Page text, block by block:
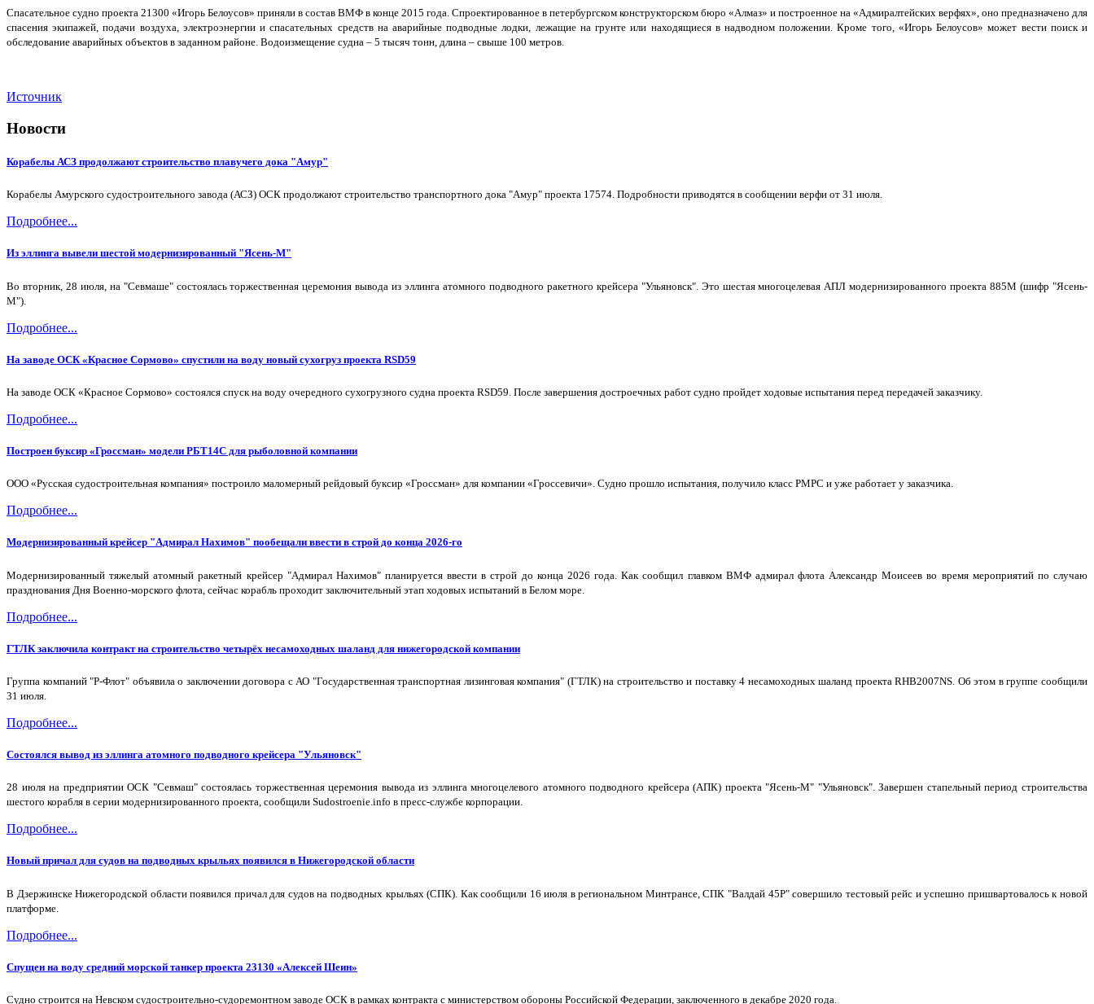
Спасательное судно проекта 21300 «Игорь Белоусов» приняли в состав ВМФ в конце 2015 года. Спроектированное в петербургском конструкторском бюро «Алмаз» и построенное на «Адмиралтейских верфях», оно предназначено для
спасения экипажей, подачи воздуха, электроэнергии и спасательных средств на аварийные подводные лодки, лежащие на грунте или находящиеся в надводном положении. Кроме того, «Игорь Белоусов» может вести поиск и
обследование аварийных объектов в заданном районе. Водоизмещение судна – 5 тысяч тонн, длина – свыше 100 метров.
Источник
Новости
Корабелы АСЗ продолжают строительство плавучего дока "Амур"
Корабелы Амурского судостроительного завода (АСЗ) ОСК продолжают строительство транспортного дока "Амур" проекта 17574. Подробности приводятся в сообщении верфи от 31 июля.
Подробнее...
Из эллинга вывели шестой модернизированный "Ясень-М"
Во вторник, 28 июля, на "Севмаше" состоялась торжественная церемония вывода из эллинга атомного подводного ракетного крейсера "Ульяновск". Это шестая многоцелевая АПЛ модернизированного проекта 885М (шифр "Ясень-
М").
Подробнее...
На заводе ОСК «Красное Сормово» спустили на воду новый сухогруз проекта RSD59
На заводе ОСК «Красное Сормово» состоялся спуск на воду очередного сухогрузного судна проекта RSD59. После завершения достроечных работ судно пройдет ходовые испытания перед передачей заказчику.
Подробнее...
Построен буксир «Гроссман» модели РБТ14С для рыболовной компании
ООО «Русская судостроительная компания» построило маломерный рейдовый буксир «Гроссман» для компании «Гроссевичи». Судно прошло испытания, получило класс РМРС и уже работает у заказчика.
Подробнее...
Модернизированный крейсер "Адмирал Нахимов" пообещали ввести в строй до конца 2026-го
Модернизированный тяжелый атомный ракетный крейсер "Адмирал Нахимов" планируется ввести в строй до конца 2026 года. Как сообщил главком ВМФ адмирал флота Александр Моисеев во время мероприятий по случаю
празднования Дня Военно-морского флота, сейчас корабль проходит заключительный этап ходовых испытаний в Белом море.
Подробнее...
ГТЛК заключила контракт на строительство четырёх несамоходных шаланд для нижегородской компании
Группа компаний "Р-Флот" объявила о заключении договора с АО "Государственная транспортная лизинговая компания" (ГТЛК) на строительство и поставку 4 несамоходных шаланд проекта RHB2007NS. Об этом в группе сообщили
31 июля.
Подробнее...
Состоялся вывод из эллинга атомного подводного крейсера "Ульяновск"
28 июля на предприятии ОСК "Севмаш" состоялась торжественная церемония вывода из эллинга многоцелевого атомного подводного крейсера (АПК) проекта "Ясень-М" "Ульяновск". Завершен стапельный период строительства
шестого корабля в серии модернизированного проекта, сообщили Sudostroenie.info в пресс-службе корпорации.
Подробнее...
Новый причал для судов на подводных крыльях появился в Нижегородской области
В Дзержинске Нижегородской области появился причал для судов на подводных крыльях (СПК). Как сообщили 16 июля в региональном Минтрансе, СПК "Валдай 45Р" совершило тестовый рейс и успешно пришвартовалось к новой
платформе.
Подробнее...
Спущен на воду средний морской танкер проекта 23130 «Алексей Шеин»
Судно строится на Невском судостроительно-судоремонтном заводе ОСК в рамках контракта с министерством обороны Российской Федерации, заключенного в декабре 2020 года.